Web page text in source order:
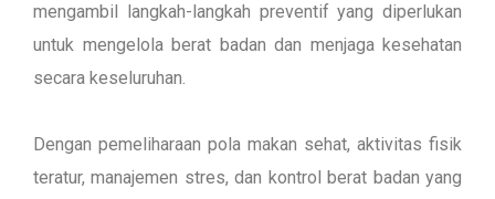
mengambil langkah-langkah preventif yang diperlukan
untuk mengelola berat badan dan menjaga kesehatan
secara keseluruhan.
Dengan pemeliharaan pola makan sehat, aktivitas fisik
teratur, manajemen stres, dan kontrol berat badan yang